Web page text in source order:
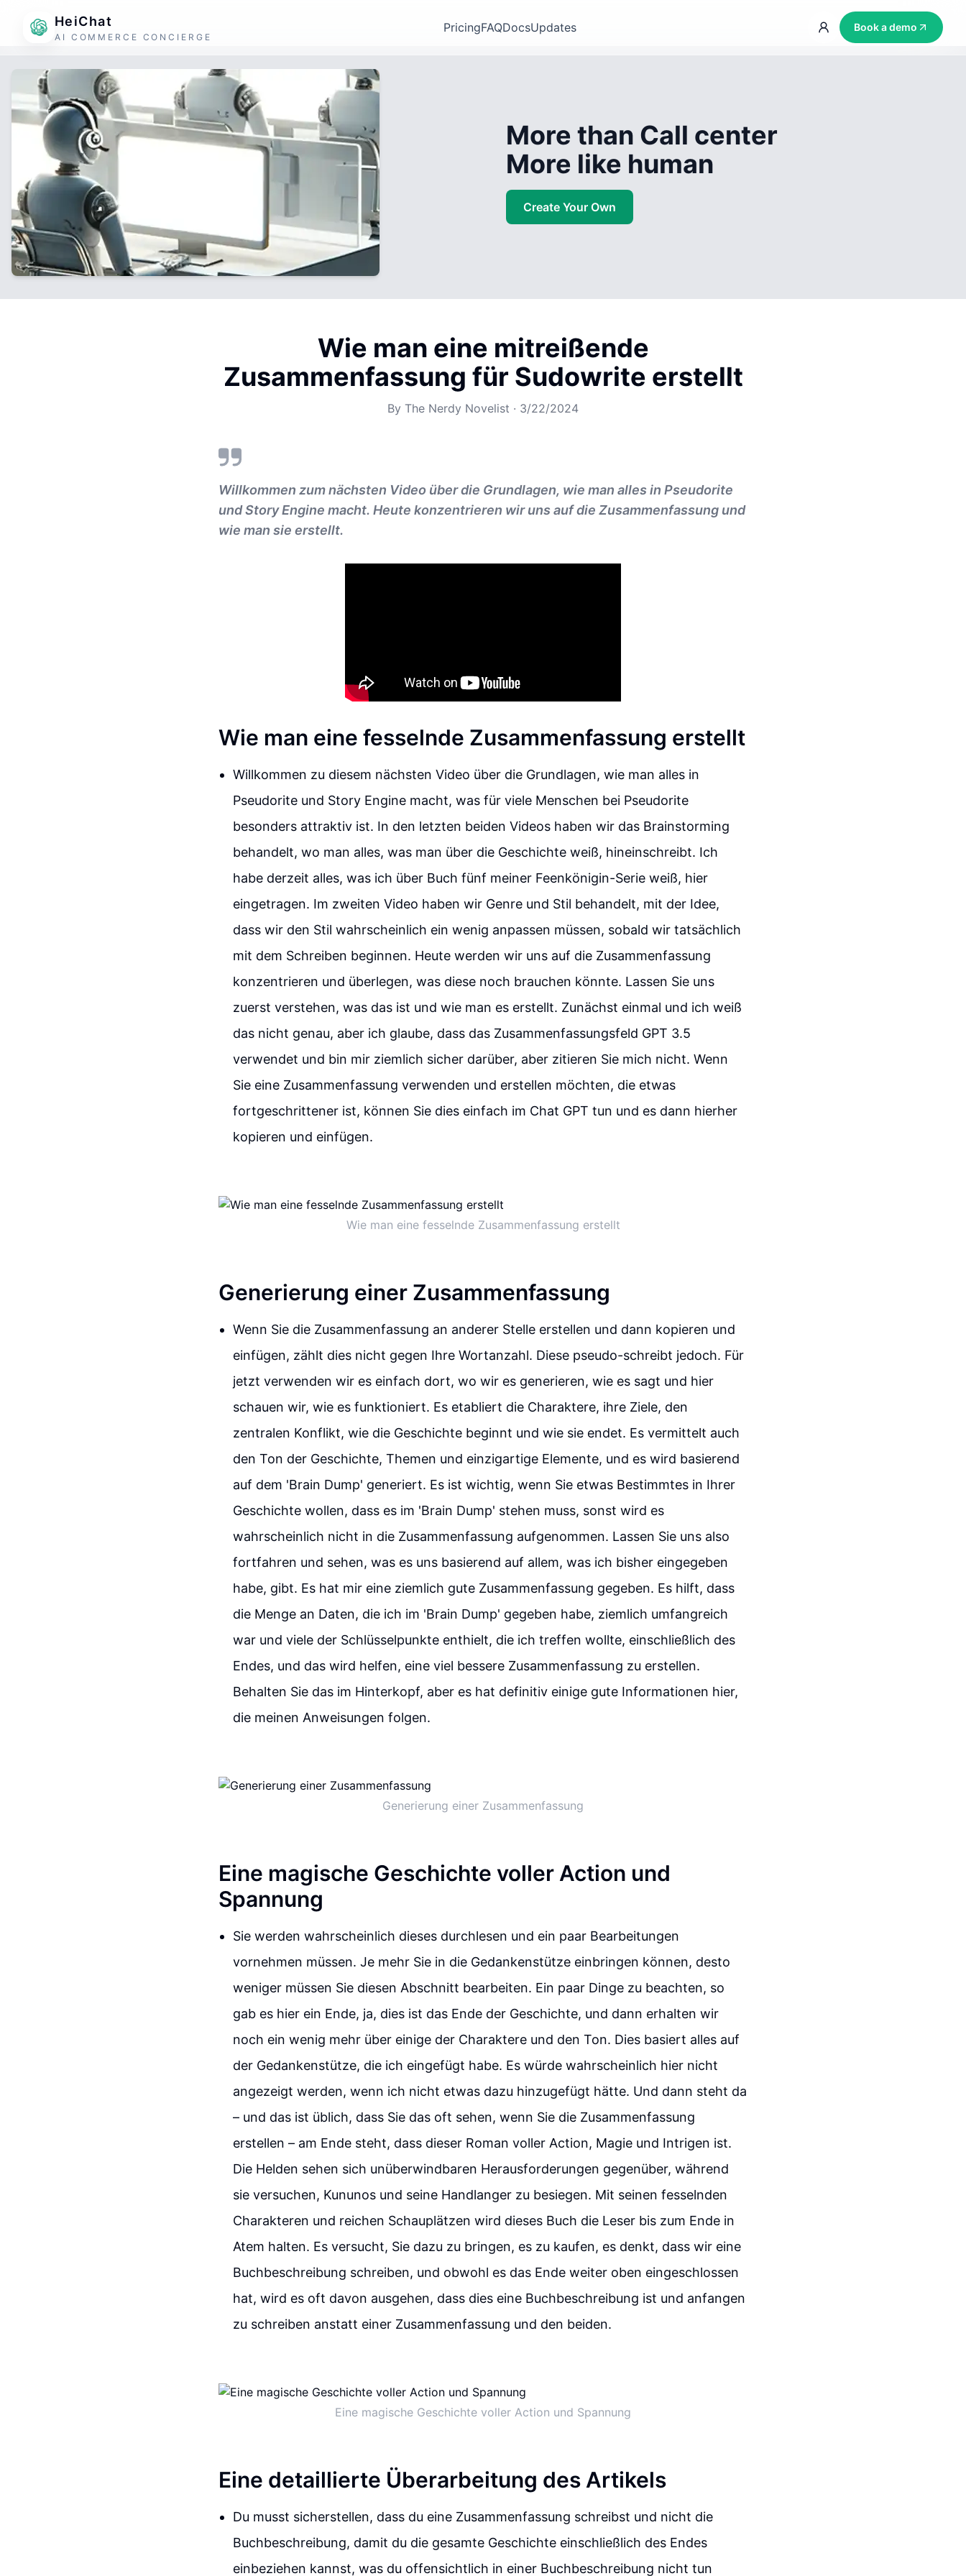
HeiChat
AI COMMERCE CONCIERGE
PricingFAQDocsUpdates Book a demo
More than Call center
More like human
Create Your Own
Wie man eine mitreißende
Zusammenfassung für Sudowrite erstellt
By The Nerdy Novelist · 3/22/2024
Willkommen zum nächsten Video über die Grundlagen, wie man alles in Pseudorite
und Story Engine macht. Heute konzentrieren wir uns auf die Zusammenfassung und
wie man sie erstellt.
Wie man eine fesselnde Zusammenfassung erstellt
Willkommen zu diesem nächsten Video über die Grundlagen, wie man alles in
Pseudorite und Story Engine macht, was für viele Menschen bei Pseudorite
besonders attraktiv ist. In den letzten beiden Videos haben wir das Brainstorming
behandelt, wo man alles, was man über die Geschichte weiß, hineinschreibt. Ich
habe derzeit alles, was ich über Buch fünf meiner Feenkönigin-Serie weiß, hier
eingetragen. Im zweiten Video haben wir Genre und Stil behandelt, mit der Idee,
dass wir den Stil wahrscheinlich ein wenig anpassen müssen, sobald wir tatsächlich
mit dem Schreiben beginnen. Heute werden wir uns auf die Zusammenfassung
konzentrieren und überlegen, was diese noch brauchen könnte. Lassen Sie uns
zuerst verstehen, was das ist und wie man es erstellt. Zunächst einmal und ich weiß
das nicht genau, aber ich glaube, dass das Zusammenfassungsfeld GPT 3.5
verwendet und bin mir ziemlich sicher darüber, aber zitieren Sie mich nicht. Wenn
Sie eine Zusammenfassung verwenden und erstellen möchten, die etwas
fortgeschrittener ist, können Sie dies einfach im Chat GPT tun und es dann hierher
kopieren und einfügen.
Wie man eine fesselnde Zusammenfassung erstellt
Generierung einer Zusammenfassung
Wenn Sie die Zusammenfassung an anderer Stelle erstellen und dann kopieren und
einfügen, zählt dies nicht gegen Ihre Wortanzahl. Diese pseudo-schreibt jedoch. Für
jetzt verwenden wir es einfach dort, wo wir es generieren, wie es sagt und hier
schauen wir, wie es funktioniert. Es etabliert die Charaktere, ihre Ziele, den
zentralen Konflikt, wie die Geschichte beginnt und wie sie endet. Es vermittelt auch
den Ton der Geschichte, Themen und einzigartige Elemente, und es wird basierend
auf dem 'Brain Dump' generiert. Es ist wichtig, wenn Sie etwas Bestimmtes in Ihrer
Geschichte wollen, dass es im 'Brain Dump' stehen muss, sonst wird es
wahrscheinlich nicht in die Zusammenfassung aufgenommen. Lassen Sie uns also
fortfahren und sehen, was es uns basierend auf allem, was ich bisher eingegeben
habe, gibt. Es hat mir eine ziemlich gute Zusammenfassung gegeben. Es hilft, dass
die Menge an Daten, die ich im 'Brain Dump' gegeben habe, ziemlich umfangreich
war und viele der Schlüsselpunkte enthielt, die ich treffen wollte, einschließlich des
Endes, und das wird helfen, eine viel bessere Zusammenfassung zu erstellen.
Behalten Sie das im Hinterkopf, aber es hat definitiv einige gute Informationen hier,
die meinen Anweisungen folgen.
Generierung einer Zusammenfassung
Eine magische Geschichte voller Action und
Spannung
Sie werden wahrscheinlich dieses durchlesen und ein paar Bearbeitungen
vornehmen müssen. Je mehr Sie in die Gedankenstütze einbringen können, desto
weniger müssen Sie diesen Abschnitt bearbeiten. Ein paar Dinge zu beachten, so
gab es hier ein Ende, ja, dies ist das Ende der Geschichte, und dann erhalten wir
noch ein wenig mehr über einige der Charaktere und den Ton. Dies basiert alles auf
der Gedankenstütze, die ich eingefügt habe. Es würde wahrscheinlich hier nicht
angezeigt werden, wenn ich nicht etwas dazu hinzugefügt hätte. Und dann steht da
– und das ist üblich, dass Sie das oft sehen, wenn Sie die Zusammenfassung
erstellen – am Ende steht, dass dieser Roman voller Action, Magie und Intrigen ist.
Die Helden sehen sich unüberwindbaren Herausforderungen gegenüber, während
sie versuchen, Kununos und seine Handlanger zu besiegen. Mit seinen fesselnden
Charakteren und reichen Schauplätzen wird dieses Buch die Leser bis zum Ende in
Atem halten. Es versucht, Sie dazu zu bringen, es zu kaufen, es denkt, dass wir eine
Buchbeschreibung schreiben, und obwohl es das Ende weiter oben eingeschlossen
hat, wird es oft davon ausgehen, dass dies eine Buchbeschreibung ist und anfangen
zu schreiben anstatt einer Zusammenfassung und den beiden.
Eine magische Geschichte voller Action und Spannung
Eine detaillierte Überarbeitung des Artikels
Du musst sicherstellen, dass du eine Zusammenfassung schreibst und nicht die
Buchbeschreibung, damit du die gesamte Geschichte einschließlich des Endes
einbeziehen kannst, was du offensichtlich in einer Buchbeschreibung nicht tun